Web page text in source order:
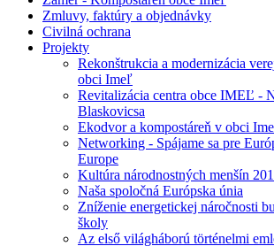
Zmluvy, faktúry a objednávky
Civilná ochrana
Projekty
Rekonštrukcia a modernizácia
obci Imeľ
Revitalizácia centra obce IMEĽ -
Blaskovicsa
Ekodvor a kompostáreň v obci
Networking - Spájame sa pre
Europe
Kultúra národnostných menšín
Naša spoločná Európska únia
Zníženie energetickej náročnosti
školy
Az első világháború történelmi